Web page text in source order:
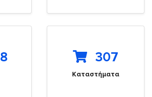
307
Καταστήματα